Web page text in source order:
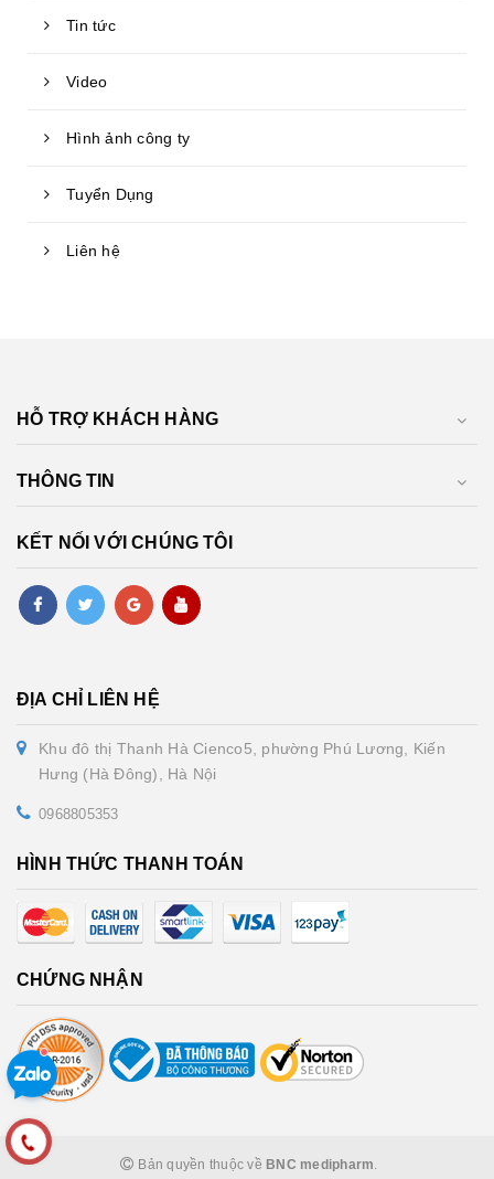
Tin tức
Video
Hình ảnh công ty
Tuyển Dụng
Liên hệ
HỖ TRỢ KHÁCH HÀNG
THÔNG TIN
KẾT NỐI VỚI CHÚNG TÔI
ĐỊA CHỈ LIÊN HỆ
Khu đô thị Thanh Hà Cienco5, phường Phú Lương, Kiến
Hưng (Hà Đông), Hà Nội
0968805353
HÌNH THỨC THANH TOÁN
CHỨNG NHẬN
Bản quyền thuộc về BNC medipharm